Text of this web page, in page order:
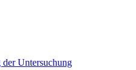
Untersuchung